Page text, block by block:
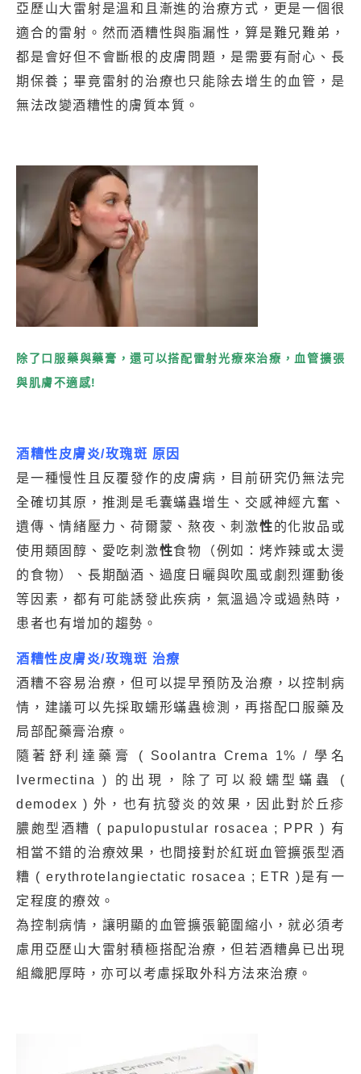
亞歷山大雷射是溫和且漸進的治療方式，更是一個很
適合的雷射。然而酒糟性與脂漏性，算是難兄難弟，
都是會好但不會斷根的皮膚問題，是需要有耐心、長
期保養；畢竟雷射的治療也只能除去增生的血管，是
無法改變酒糟性的膚質本質。
除了口服藥與藥膏，還可以搭配雷射光療來治療，血管擴張
與肌膚不適感!
酒糟性皮膚炎/玫瑰斑 原因
是一種慢性且反覆發作的皮膚病，目前研究仍無法完
全確切其原，推測是毛囊蟎蟲增生、交感神經亢奮、
遺傳、情緒壓力、荷爾蒙、熬夜、刺激性的化妝品或
使用類固醇、愛吃刺激性食物（例如：烤炸辣或太燙
的食物）、長期酗酒、過度日曬與吹風或劇烈運動後
等因素，都有可能誘發此疾病，氣溫過冷或過熱時，
患者也有增加的趨勢。
酒糟性皮膚炎/玫瑰斑 治療
酒糟不容易治療，但可以提早預防及治療，以控制病
情，建議可以先採取蠕形蟎蟲檢測，再搭配口服藥及
局部配藥膏治療。
隨著舒利達藥膏 ( Soolantra Crema 1% / 學名
Ivermectina ) 的出現，除了可以殺蠕型蟎蟲 (
demodex ) 外，也有抗發炎的效果，因此對於丘疹
膿皰型酒糟 ( papulopustular rosacea ; PPR ) 有
相當不錯的治療效果，也間接對於紅斑血管擴張型酒
糟 ( erythrotelangiectatic rosacea ; ETR )是有一
定程度的療效。
為控制病情，讓明顯的血管擴張範圍縮小，就必須考
慮用亞歷山大雷射積極搭配治療，但若酒糟鼻已出現
組織肥厚時，亦可以考慮採取外科方法來治療。